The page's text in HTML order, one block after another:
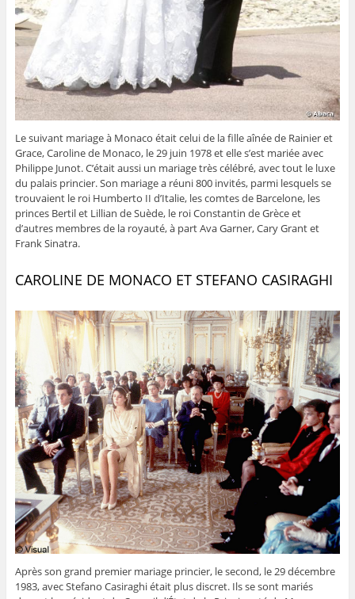
Le suivant mariage à Monaco était celui de la fille aînée de Rainier et
Grace, Caroline de Monaco, le 29 juin 1978 et elle s’est mariée avec
Philippe Junot. C’était aussi un mariage très célébré, avec tout le luxe
du palais princier. Son mariage a réuni 800 invités, parmi lesquels se
trouvaient le roi Humberto II d’Italie, les comtes de Barcelone, les
princes Bertil et Lillian de Suède, le roi Constantin de Grèce et
d’autres membres de la royauté, à part Ava Garner, Cary Grant et
Frank Sinatra.
CAROLINE DE MONACO ET STEFANO CASIRAGHI
Après son grand premier mariage princier, le second, le 29 décembre
1983, avec Stefano Casiraghi était plus discret. Ils se sont mariés